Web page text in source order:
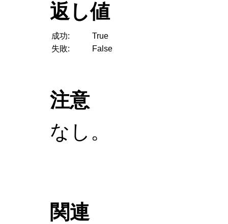
返し値
成功:
True
失敗:
False
注意
なし。
関連